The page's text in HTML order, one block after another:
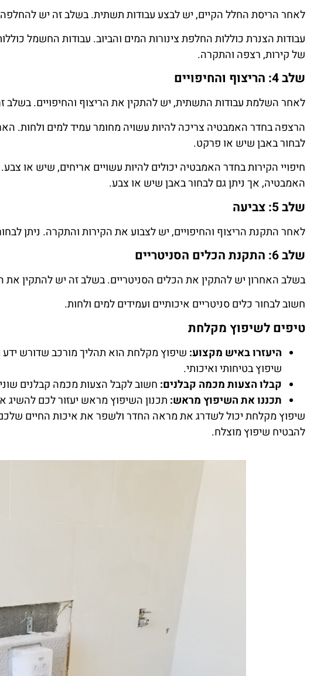
לאחר הריסת החלל הקיים, יש לבצע עבודות תשתית. בשלב זה יש
עבודות הצנרת כוללות החלפת צינורות המים והביוב. עבודות החשמל
של קירות, רצפה והתקרה.
שלב 4: הריצוף והחיפויים
לאחר השלמת עבודות התשתית, יש להתקין את הריצוף והחיפויים. בשלב
הרצפה בחדר האמבטיה צריכה להיות עשויה מחומר עמיד למים ולחות.
לבחור באבן שיש או פרקט.
חיפויי הקירות בחדר האמבטיה יכולים להיות עשויים אריחים, שיש או
האמבטיה, אך ניתן גם לבחור באבן שיש או צבע.
שלב 5: צביעה
לאחר התקנת הריצוף והחיפויים, יש לצבוע את הקירות והתקרה. ניתן
שלב 6: התקנת הכלים הסניטריים
בשלב האחרון יש להתקין את הכלים הסניטריים. בשלב זה יש להתקין
חשוב לבחור כלים סניטריים איכותיים ועמידים למים ולחות.
טיפים לשיפוץ מקלחת
היעזרו באיש מקצוע: שיפוץ מקלחת הוא תהליך מורכב שדורש ידע
שיפוץ בטיחותי ואיכותי.
קבלו הצעות מכמה קבלנים: חשוב לקבל הצעות מכמה קבלנים
תכננו את השיפוץ מראש: תכנון השיפוץ מראש יעזור לכם להשיג
שיפוץ מקלחת יכול לשדרג את מראה החדר ולשפר את איכות החיים שלכם.
להבטיח שיפוץ מוצלח.